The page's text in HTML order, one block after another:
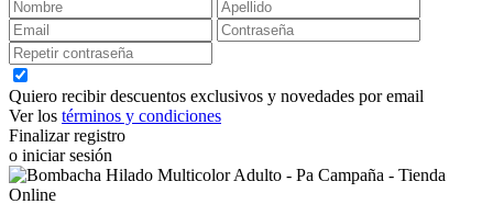
Quiero recibir descuentos exclusivos y novedades por email
Ver los términos y condiciones
Finalizar registro
o iniciar sesión